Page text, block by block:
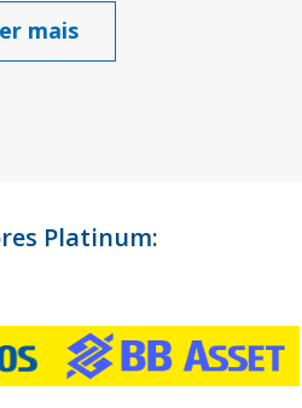
mais
Platinum: